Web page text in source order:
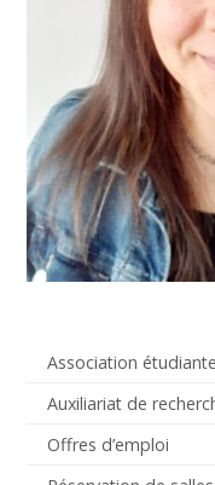
Association étudiante
Auxiliariat de
Offres d’emploi